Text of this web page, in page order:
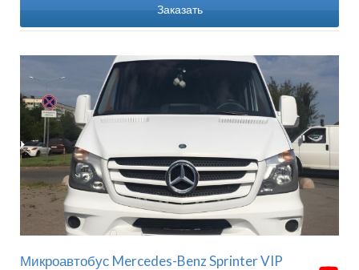
Заказать
Микроавтобус Mercedes-Benz Sprinter VIP